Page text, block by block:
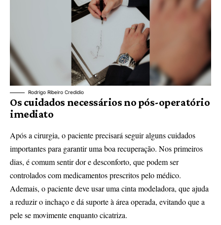
Rodrigo Ribeiro Credidio
Os cuidados necessários no pós-operatório
imediato
Após a cirurgia, o paciente precisará seguir alguns cuidados
importantes para garantir uma boa recuperação. Nos primeiros
dias, é comum sentir dor e desconforto, que podem ser
controlados com medicamentos prescritos pelo médico.
Ademais, o paciente deve usar uma cinta modeladora, que ajuda
a reduzir o inchaço e dá suporte à área operada, evitando que a
pele se movimente enquanto cicatriza.